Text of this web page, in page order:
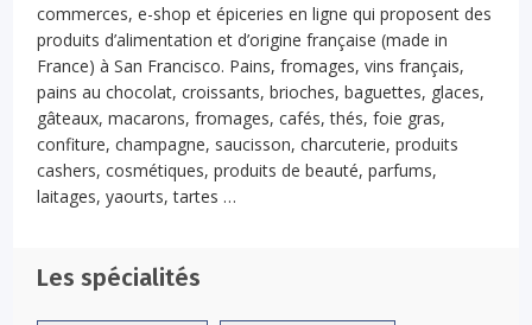
commerces, e-shop et épiceries en ligne qui proposent des
produits d’alimentation et d’origine française (made in
France) à San Francisco. Pains, fromages, vins français,
pains au chocolat, croissants, brioches, baguettes, glaces,
gâteaux, macarons, fromages, cafés, thés, foie gras,
confiture, champagne, saucisson, charcuterie, produits
cashers, cosmétiques, produits de beauté, parfums,
laitages, yaourts, tartes …
Les spécialités